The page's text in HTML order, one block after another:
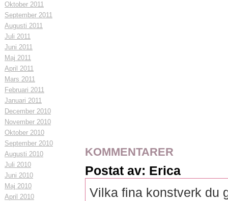
Oktober 2011
September 2011
Augusti 2011
Juli 2011
Juni 2011
Maj 2011
April 2011
Mars 2011
Februari 2011
Januari 2011
December 2010
November 2010
Oktober 2010
September 2010
Augusti 2010
Juli 2010
Juni 2010
Maj 2010
April 2010
KOMMENTARER
Postat av: Erica
Vilka fina konstverk du